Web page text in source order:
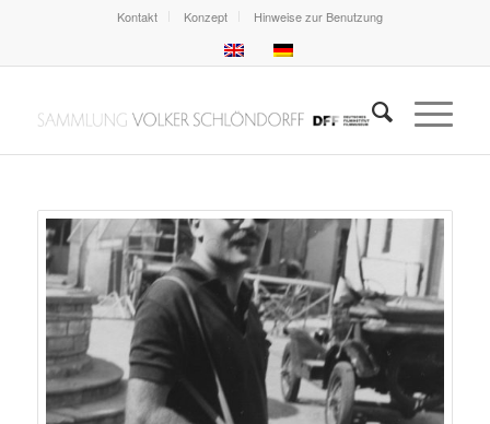
Kontakt Konzept Hinweise zur Benutzung